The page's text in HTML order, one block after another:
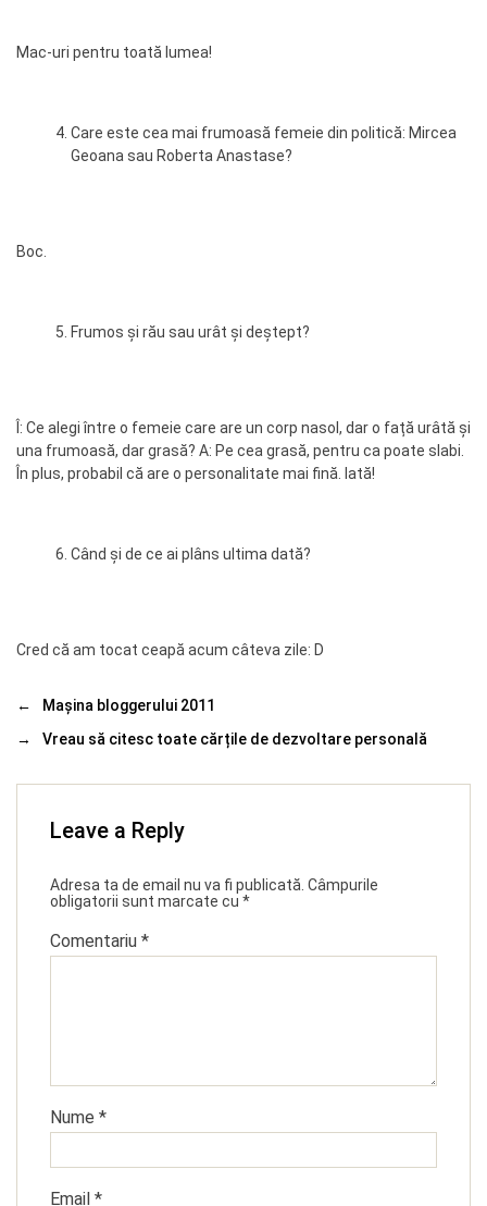
Mac-uri pentru toată lumea!
Care este cea mai frumoasă femeie din politică: Mircea
Geoana sau Roberta Anastase?
Boc.
Frumos și rău sau urât și deștept?
Î: Ce alegi între o femeie care are un corp nasol, dar o față urâtă și
una frumoasă, dar grasă? A: Pe cea grasă, pentru ca poate slabi.
În plus, probabil că are o personalitate mai fină. Iată!
Când și de ce ai plâns ultima dată?
Cred că am tocat ceapă acum câteva zile: D
←
Mașina bloggerului 2011
→
Vreau să citesc toate cărțile de dezvoltare personală
Leave a Reply
Adresa ta de email nu va fi publicată. Câmpurile
obligatorii sunt marcate cu *
Comentariu *
Nume *
Email *